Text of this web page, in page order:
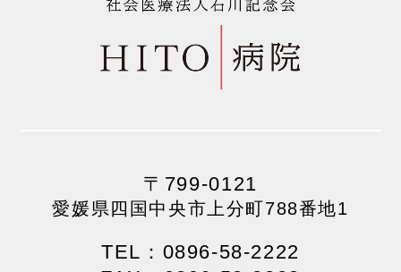
〒799-0121
愛媛県四国中央市上分町788番地1
TEL：0896-58-2222